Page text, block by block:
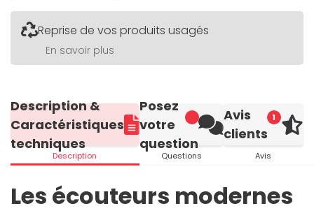
Reprise de vos produits usagés
En savoir plus
Description &
Caractéristiques
techniques
Description
Posez
votre
question
Questions
1
Avis
clients
Avis
Les écouteurs modernes